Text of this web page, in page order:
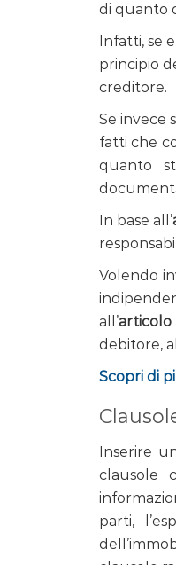
di quanto
Infatti, se
principio
creditore.
Se invece
fatti che
quanto
In base all’
Volendo
all’articolo
debitore,
Scopri di
Inserire
clausole
parti,